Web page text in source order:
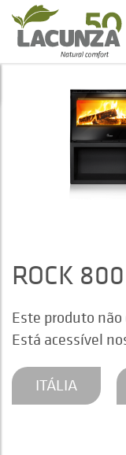
ROCK
Este produto
Está acessível
ITÁLIA